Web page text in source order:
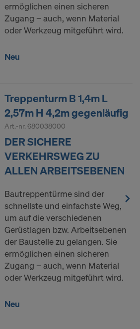
ermöglichen einen sicheren
Zugang − auch, wenn Material
oder Werkzeug mitgeführt wird.
Neu
Treppenturm B 1,4m L
2,57m H 4,2m gegenläufig
Art.-nr. 680038000
DER SICHERE
VERKEHRSWEG ZU
ALLEN ARBEITSEBENEN
Bautreppentürme sind der
schnellste und einfachste Weg,
um auf die verschiedenen
Gerüstlagen bzw. Arbeitsebenen
der Baustelle zu gelangen. Sie
ermöglichen einen sicheren
Zugang − auch, wenn Material
oder Werkzeug mitgeführt wird.
Neu
grundlos mit Wirkung für die
indem Sie zB aufCookie
Ende dieser Website klicken.
VERARBEITUNG
UND DER
IHRER
DATEN IN